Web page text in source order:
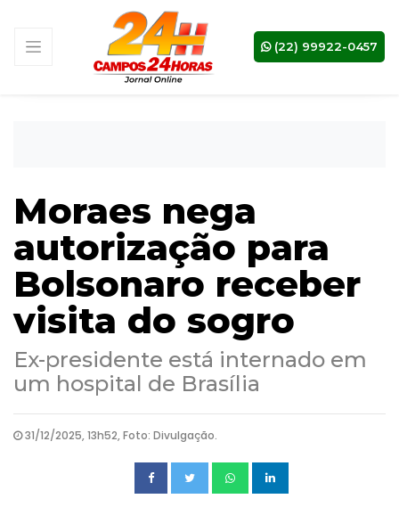
(22) 99922-0457
Moraes nega
autorização para
Bolsonaro receber
visita do sogro
Ex-presidente está internado em
um hospital de Brasília
31/12/2025, 13h52, Foto: Divulgação.